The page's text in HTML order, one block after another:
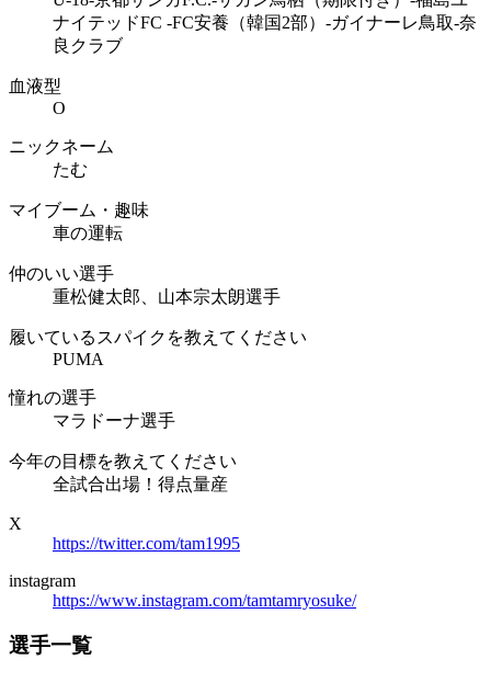
ナイテッドFC -FC安養（韓国2部）-ガイナーレ鳥取-奈
良クラブ
血液型
O
ニックネーム
たむ
マイブーム・趣味
車の運転
仲のいい選手
重松健太郎、山本宗太朗選手
履いているスパイクを教えてください
PUMA
憧れの選手
マラドーナ選手
今年の目標を教えてください
全試合出場！得点量産
X
https://twitter.com/tam1995
instagram
https://www.instagram.com/tamtamryosuke/
選手一覧